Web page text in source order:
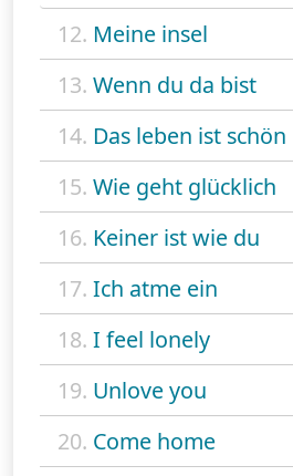
12. Meine insel
13. Wenn du da bist
14. Das leben ist schön
15. Wie geht glücklich
16. Keiner ist wie du
17. Ich atme ein
18. I feel lonely
19. Unlove you
20. Come home